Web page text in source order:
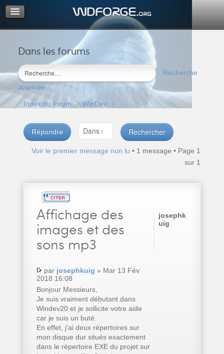
Dans les forums
Recherche
avancée
Portail
Index du forum
M’enregistrer
Connexion
Index du forum WinDev
Répondre
Voir le premier message non lu • 1 message • Page 1
sur 1
Affichage des
images et des
sons mp3
par josephkuig » Mar 13 Fév
2018 16:08
Bonjour Messieurs,
Je suis vraiment débutant dans
Windev20 et je sollicite votre aide
car je suis un buté.
En effet, j'ai deux répertoires sur
mon disque dur situés exactement
dans le répertoire EXE du projet sur
josephk
uig